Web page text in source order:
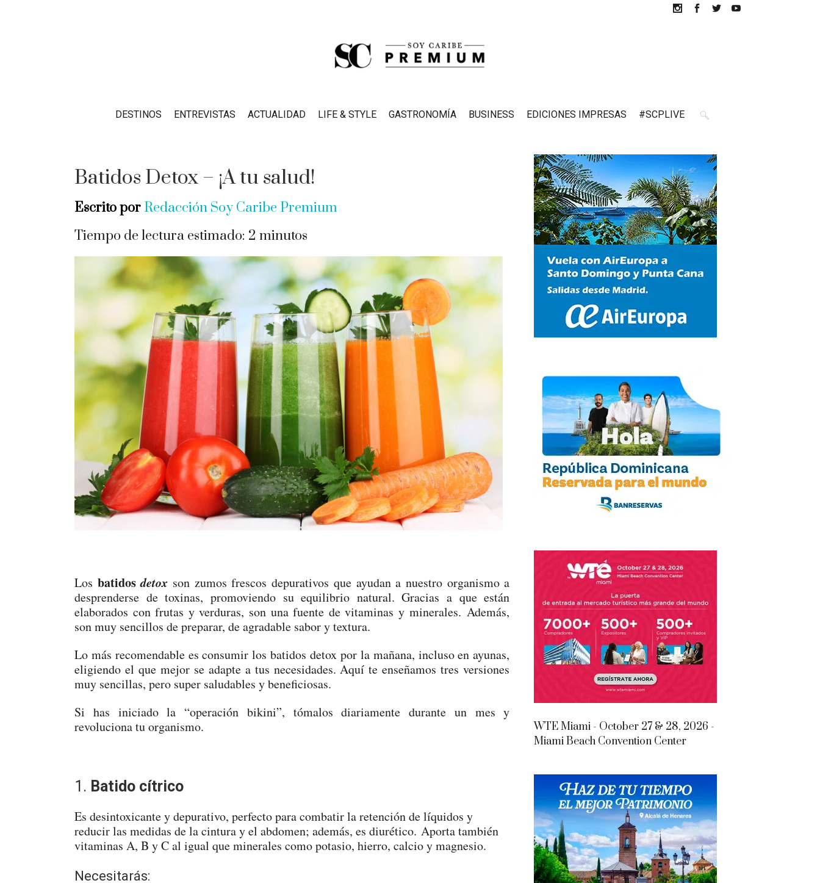
DESTINOS ENTREVISTAS ACTUALIDAD LIFE & STYLE GASTRONOMÍA BUSINESS EDICIONES IMPRESAS #SCPLIVE
Batidos Detox – ¡A tu salud!
Escrito por Redacción Soy Caribe Premium
Tiempo de lectura estimado: 2 minutos
Los batidosdetox son zumos frescos depurativos que ayudan a nuestro organismo a
desprenderse de toxinas, promoviendo su equilibrio natural.Gracias a que están
elaborados con frutas y verduras, son una fuente de vitaminas y minerales. Además,
son muy sencillos de preparar, de agradable sabor y textura.
Lo más recomendable es consumir los batidos detox por la mañana, incluso en ayunas,
eligiendo el que mejor se adapte a tus necesidades. Aquí te enseñamos tres versiones
muy sencillas, pero super saludables y beneficiosas.
Si has iniciado la “operación bikini”, tómalos diariamente durante un mes y
revoluciona tu organismo.
1. Batido cítrico
Es desintoxicante y depurativo, perfecto para combatir la retención de líquidos y
reducir las medidas de la cintura y el abdomen; además, es diurético. Aporta también
vitaminas A, B y C al igual que minerales como potasio, hierro, calcio y magnesio.
Necesitarás:
WTE Miami - October 27 & 28, 2026 -
Miami Beach Convention Center